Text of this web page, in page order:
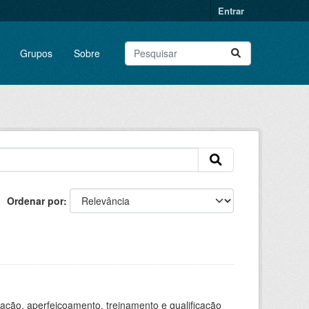
Entrar
Grupos Sobre
Ordenar por
aperfeiçoamento, treinamento e qualificação